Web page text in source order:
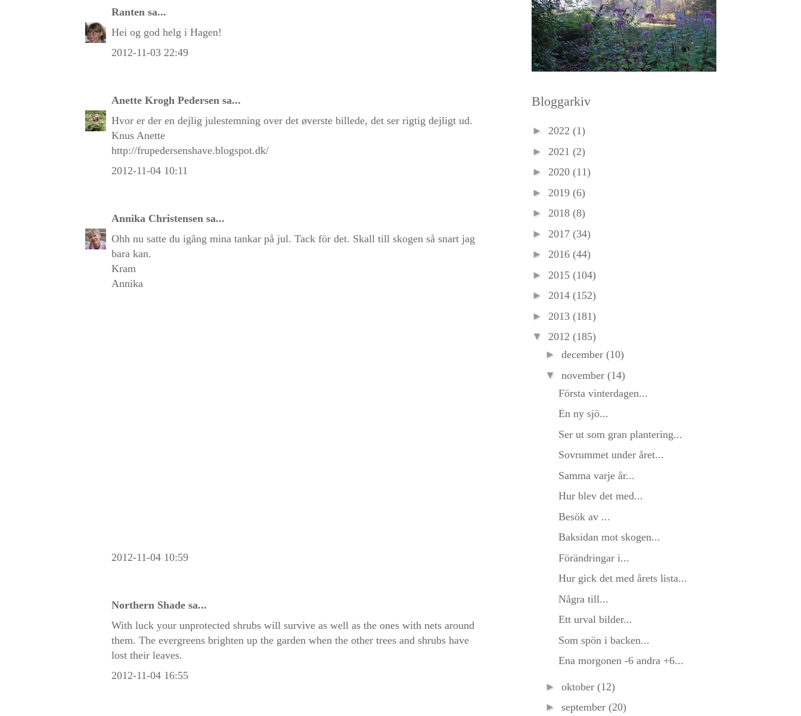
Ranten sa...
Hei og god helg i Hagen!
2012-11-03 22:49
Anette Krogh Pedersen sa...
Hvor er der en dejlig julestemning over det øverste billede, det ser rigtig dejligt ud.
Knus Anette
http://frupedersenshave.blogspot.dk/
2012-11-04 10:11
Annika Christensen sa...
Ohh nu satte du igång mina tankar på jul. Tack för det. Skall till skogen så snart jag
bara kan.
Kram
Annika
2012-11-04 10:59
Northern Shade sa...
With luck your unprotected shrubs will survive as well as the ones with nets around
them. The evergreens brighten up the garden when the other trees and shrubs have
lost their leaves.
2012-11-04 16:55
Bloggarkiv
► 2022 (1)
► 2021 (2)
► 2020 (11)
► 2019 (6)
► 2018 (8)
► 2017 (34)
► 2016 (44)
► 2015 (104)
► 2014 (152)
► 2013 (181)
▼ 2012 (185)
► december (10)
▼ november (14)
Första vinterdagen...
En ny sjö...
Ser ut som gran plantering...
Sovrummet under året...
Samma varje år...
Hur blev det med...
Besök av ...
Baksidan mot skogen...
Förändringar i...
Hur gick det med årets lista...
Några till...
Ett urval bilder...
Som spön i backen...
Ena morgonen -6 andra +6...
► oktober (12)
► september (20)